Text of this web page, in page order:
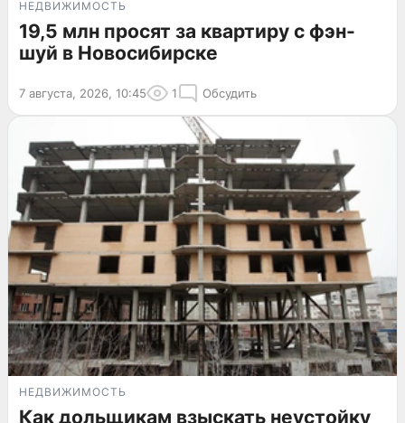
НЕДВИЖИМОСТЬ
19,5 млн просят за квартиру с фэн-
шуй в Новосибирске
7 августа, 2026, 10:45 1 Обсудить
НЕДВИЖИМОСТЬ
Как дольщикам взыскать неустойку